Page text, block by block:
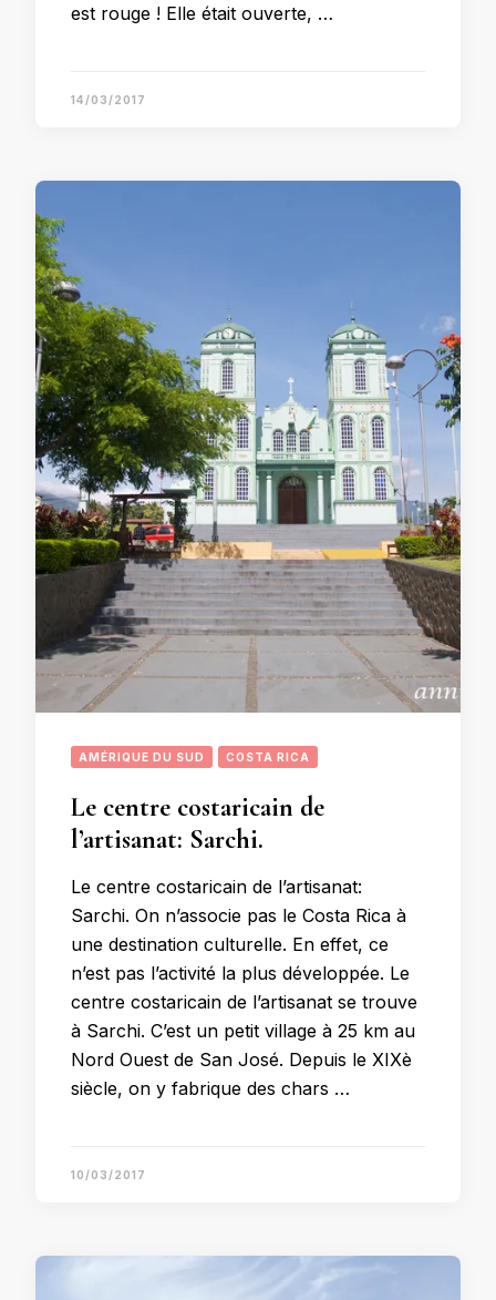
est rouge ! Elle était ouverte, …
14/03/2017
AMÉRIQUE DU SUD COSTA RICA
Le centre costaricain de
l’artisanat: Sarchi.
Le centre costaricain de l’artisanat:
Sarchi. On n’associe pas le Costa Rica à
une destination culturelle. En effet, ce
n’est pas l’activité la plus développée. Le
centre costaricain de l’artisanat se trouve
à Sarchi. C’est un petit village à 25 km au
Nord Ouest de San José. Depuis le XIXè
siècle, on y fabrique des chars …
10/03/2017